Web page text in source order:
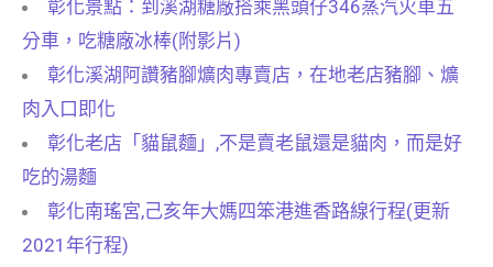
彰化景點：到溪湖糖廠搭乘黑頭仔346蒸汽火車五
分車，吃糖廠冰棒(附影片)
彰化溪湖阿讚豬腳爌肉專賣店，在地老店豬腳、爌
肉入口即化
彰化老店「貓鼠麵」,不是賣老鼠還是貓肉，而是好
吃的湯麵
彰化南瑤宮,己亥年大媽四笨港進香路線行程(更新
2021年行程)